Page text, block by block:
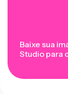
Baixe sua
Studio para